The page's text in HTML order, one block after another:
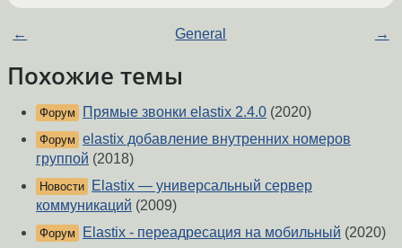
← General →
Похожие темы
Форум Прямые звонки elastix 2.4.0 (2020)
Форум elastix добавление внутренних номеров
группой (2018)
Новости
Elastix — универсальный сервер
коммуникаций (2009)
Форум Elastix - переадресация на мобильный (2020)